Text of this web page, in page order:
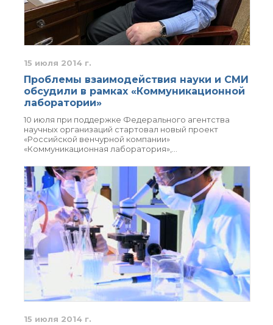
Аспирантура
Защита диссертаций
Рекомендации ВАК
о типовых нарушениях
Новости института
Конференции
Новости
диссертационных
советов
Новые лаборатории
Институт в СМИ
Конкурсы, премии
Конкурсы вакантных
должностей
История ВХК РАН
Преподавательский
состав
Достижения
15 июля 2014 г.
Проблемы взаимодействия науки и СМИ
обсудили в рамках «Коммуникационной
лаборатории»
10 июля при поддержке Федерального агентства
научных организаций стартовал новый проект
«Российской венчурной компании»
«Коммуникационная лаборатория»,…
15 июля 2014 г.